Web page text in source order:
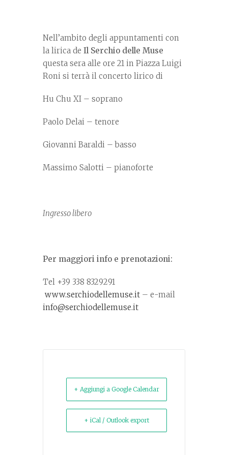
Nell’ambito degli appuntamenti con
la lirica de Il Serchio delle Muse
questa sera alle ore 21 in Piazza Luigi
Roni si terrà il concerto lirico di
Hu Chu XI – soprano
Paolo Delai – tenore
Giovanni Baraldi – basso
Massimo Salotti – pianoforte
Ingresso libero
Per maggiori info e prenotazioni:
Tel +39 338 8329291
www.serchiodellemuse.it – e-mail
info@serchiodellemuse.it
+ Aggiungi a Google Calendar
+ iCal / Outlook export